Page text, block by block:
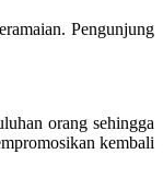
Pengunjung
orang sehingga
kembali